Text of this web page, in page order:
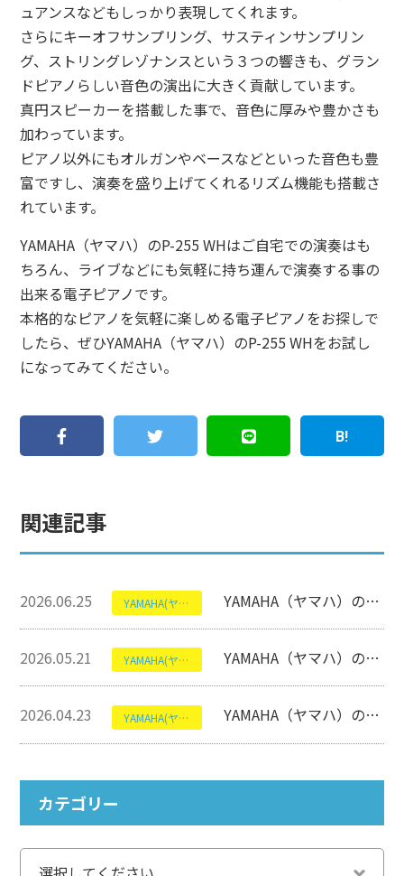
ュアンスなどもしっかり表現してくれます。
さらにキーオフサンプリング、サスティンサンプリン
グ、ストリングレゾナンスという３つの響きも、グラン
ドピアノらしい音色の演出に大きく貢献しています。
真円スピーカーを搭載した事で、音色に厚みや豊かさも
加わっています。
ピアノ以外にもオルガンやベースなどといった音色も豊
富ですし、演奏を盛り上げてくれるリズム機能も搭載さ
れています。
YAMAHA（ヤマハ）のP-255 WHはご自宅での演奏はも
ちろん、ライブなどにも気軽に持ち運んで演奏する事の
出来る電子ピアノです。
本格的なピアノを気軽に楽しめる電子ピアノをお探しで
したら、ぜひYAMAHA（ヤマハ）のP-255 WHをお試し
になってみてください。
関連記事
2026.06.25 YAMAHA(ヤマハ) YAMAHA（ヤマハ）のTRBX 500 Seiriesについて【エレキベース】
2026.05.21 YAMAHA(ヤマハ) YAMAHA（ヤマハ）のTRB1006Jについて【エレキベース】
2026.04.23 YAMAHA(ヤマハ) YAMAHA（ヤマハ）のDTX8K-X REAL WOODについて【電子ドラム】
カテゴリー